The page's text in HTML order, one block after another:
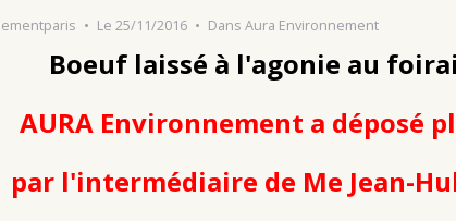
Le 25/11/2016 Dans Aura Environnement
Boeuf laissé à l'agonie au
AURA Environnement a déposé
par l'intermédiaire de Me Jean-